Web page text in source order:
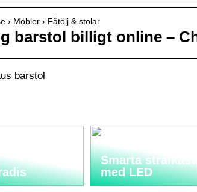
› Möbler › Fåtölj & stolar
barstol billigt online –
barstol
ditt
Smarta
med LED